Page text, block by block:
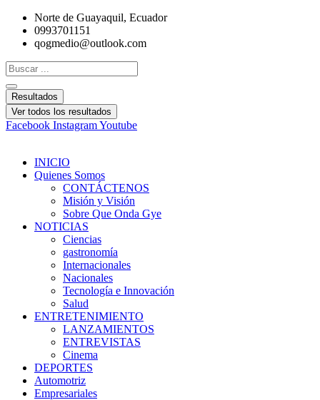
contenido
Norte de Guayaquil, Ecuador
0993701151
qogmedio@outlook.com
Search
...
Resultados
Ver todos los resultados
Facebook InstagramYoutube
INICIO
Quienes Somos
CONTÁCTENOS
Misión y Visión
Sobre Que Onda Gye
NOTICIAS
Ciencias
gastronomía
Internacionales
Nacionales
Tecnología e Innovación
Salud
ENTRETENIMIENTO
LANZAMIENTOS
ENTREVISTAS
Cinema
DEPORTES
Automotriz
Empresariales